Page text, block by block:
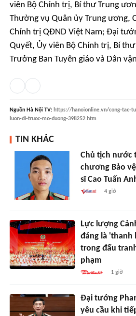
viên Bộ Chính trị, Bí thư Trung
Thường vụ Quân ủy Trung ương,
Chính trị QĐND Việt Nam; Đại
Quyết, Ủy viên Bộ Chính trị, Bí
Trưởng Ban Tuyên giáo và Dân
Nguồn Hà Nội TV: https://hanoionline.vn/cong-tac-
luon-di-truoc-mo-duong-398252.htm
TIN KHÁC
Chủ tịch nước
chương Bảo
sĩ Cao Tuấn
4 giờ
Lực lượng
đáng là 'thanh
trong đấu
phạm
1 giờ
Đại tướng
yêu cầu khi